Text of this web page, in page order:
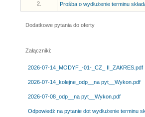
2. Prośba o wydłużenie terminu
Dodatkowe pytania do oferty
Załączniki:
2026-07-14_MODYF_-01-_CZ_ II_ZAKRES.pdf
2026-07-14_kolejne_odp__na pyt__Wykon.pdf
2026-07-08_odp__na pyt__Wykon.pdf
Odpowiedż na pytanie dot wydłużenie terminu